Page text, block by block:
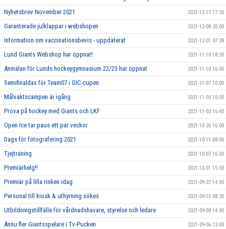
Nyhetsbrev November 2021 2021-12-17 17:30
Garanterade julklappar i webshopen 2021-12-08 20:00
Information om vaccinationsbevis - uppdaterat 2021-12-01 07:38
Lund Giants Webshop har öppnat! 2021-11-10 18:30
Anmälan för Lunds hockeygymnasium 22/23 har öppnat 2021-11-10 16:00
Semifinaldax för Team07 i GIC-cupen 2021-11-07 10:00
Målvaktscampen är igång 2021-11-05 10:00
Prova på hockey med Giants och LKF 2021-11-03 16:40
Open Ice tar paus ett par veckor 2021-10-26 16:00
Dags för fotografering 2021 2021-10-11 08:00
Tjejträning 2021-10-07 16:00
Premiärhelg!! 2021-10-01 15:00
Premiär på lilla rinken idag 2021-09-27 14:00
Personal till kiosk & uthyrning sökes 2021-09-15 08:30
Utbildningstillfälle för vårdnadshavare, styrelse och ledare 2021-09-08 14:00
Ännu fler Giantsspelare i Tv-Pucken 2021-09-06 13:00